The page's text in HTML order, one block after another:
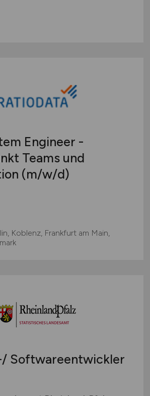
Engineer -
Teams und
(m/w/d)
Koblenz, Frankfurt am Main,
Softwareentwickler